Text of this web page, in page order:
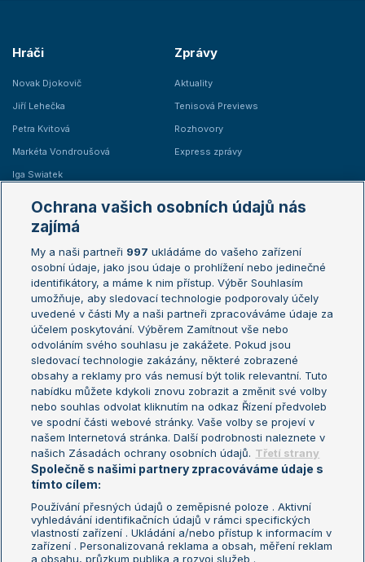
Hráči
Novak Djokovič
Jiří Lehečka
Petra Kvitová
Markéta Vondroušová
Iga Swiatek
Zprávy
Aktuality
Tenisová Previews
Rozhovory
Express zprávy
Žebříčky
Žebříček ATP (muži)
Žebříček WTA (ženy)
Sázkařský žebříček
Australian Open
French Open
Wimbledon
US Open
Turnaj mistrů
Turnaj mistryň
Aktualní trendy
Fotbalové přestupy
Livesport Daily
LS Prague Open
Podmínky užití
Nastavení soukromí
GDPR a žurnalistika
Reklama
Ochrana vašich osobních údajů nás
zajímá
My a naši partneři 997 ukládáme do vašeho zařízení
osobní údaje, jako jsou údaje o prohlížení nebo jedinečné
identifikátory, a máme k nim přístup. Výběr Souhlasím
umožňuje, aby sledovací technologie podporovaly účely
uvedené v části My a naši partneři zpracováváme údaje za
účelem poskytování. Výběrem Zamítnout vše nebo
odvoláním svého souhlasu je zakážete. Pokud jsou
sledovací technologie zakázány, některé zobrazené
obsahy a reklamy pro vás nemusí být tolik relevantní. Tuto
nabídku můžete kdykoli znovu zobrazit a změnit své volby
nebo souhlas odvolat kliknutím na odkaz Řízení předvoleb
ve spodní části webové stránky. Vaše volby se projeví v
našem Internetová stránka. Další podrobnosti naleznete v
našich Zásadách ochrany osobních údajů. Třetí strany
Společně s našimi partnery zpracováváme údaje s
tímto cílem:
Používání přesných údajů o zeměpisné poloze . Aktivní
vyhledávání identifikačních údajů v rámci specifických
vlastností zařízení . Ukládání a/nebo přístup k informacím v
zařízení . Personalizovaná reklama a obsah, měření reklam
a obsahu, průzkum publika a rozvoj služeb .